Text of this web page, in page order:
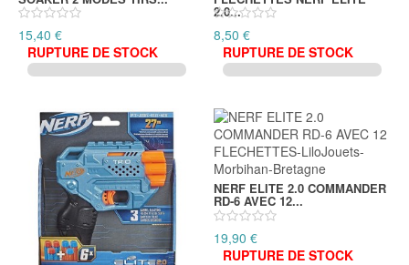
15,40 €
RUPTURE DE STOCK
2.0...
8,50 €
RUPTURE DE STOCK
NERF ELITE 2.0 COMMANDER
RD-6 AVEC 12...
19,90 €
RUPTURE DE STOCK